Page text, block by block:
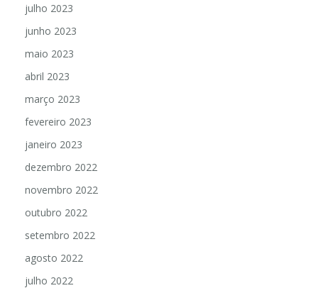
julho 2023
junho 2023
maio 2023
abril 2023
março 2023
fevereiro 2023
janeiro 2023
dezembro 2022
novembro 2022
outubro 2022
setembro 2022
agosto 2022
julho 2022